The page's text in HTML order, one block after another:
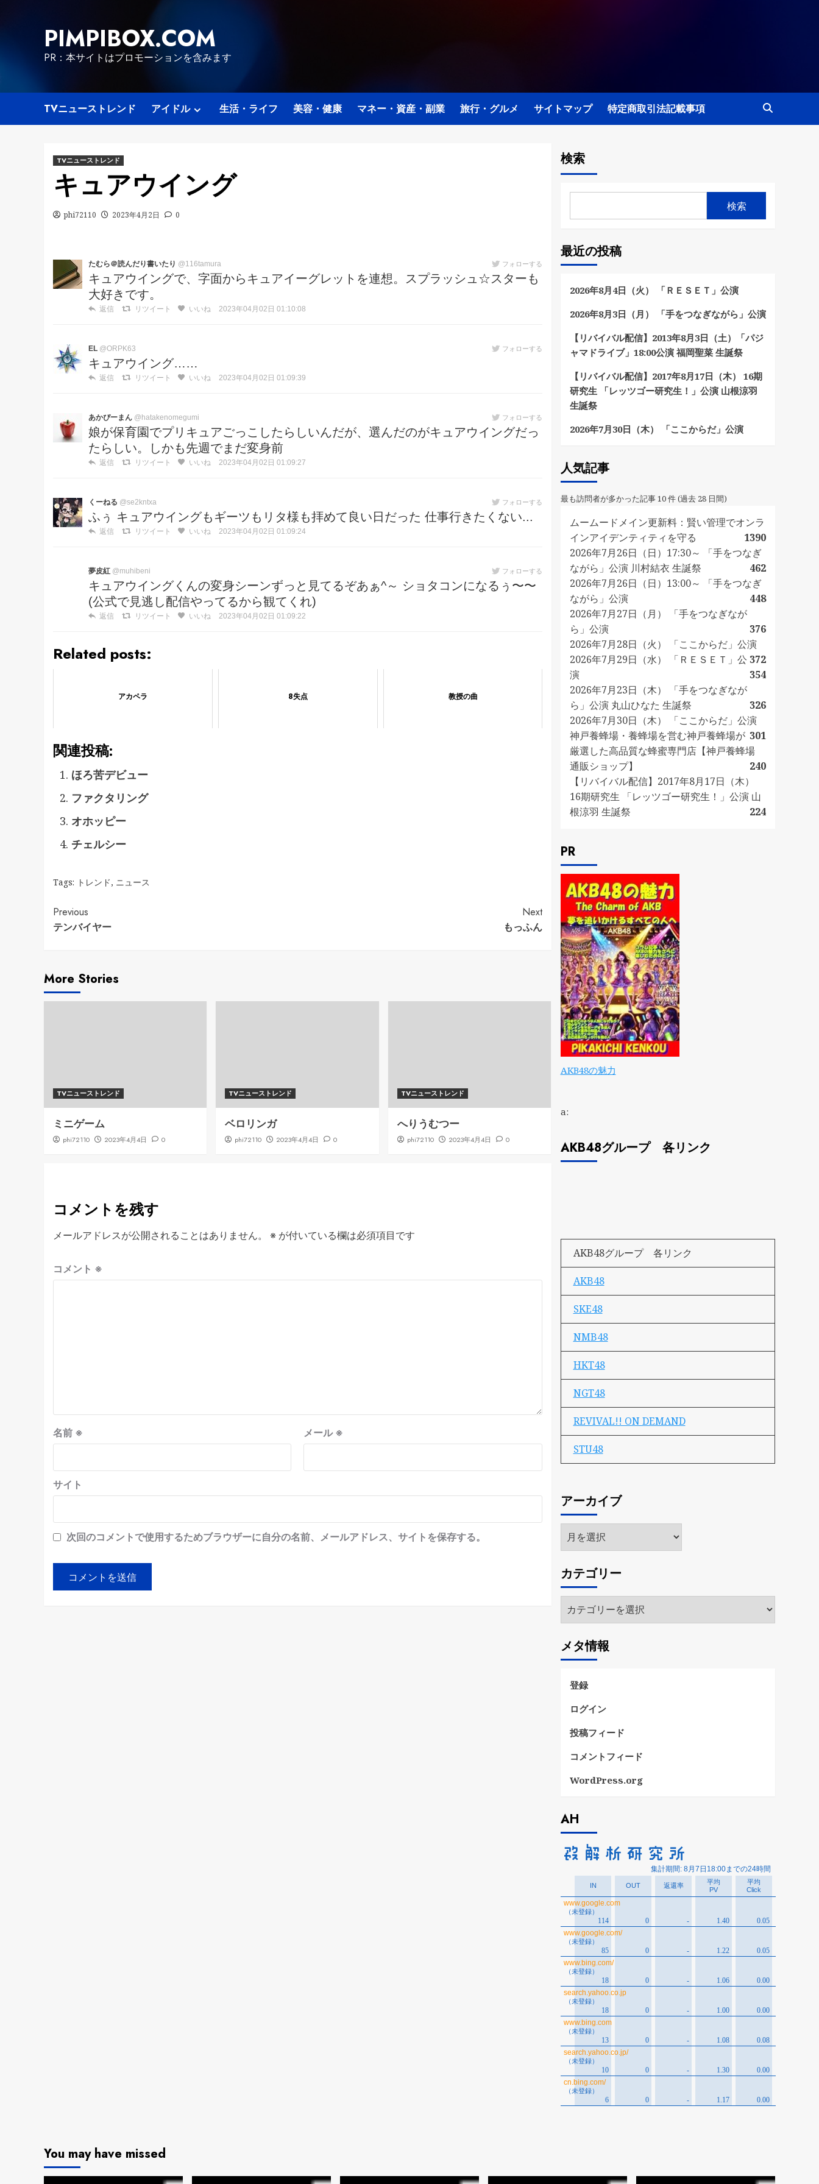
PIMPIBOX.COM
PR：本サイトはプロモーションを含みます
TVニューストレンド アイドル 生活・ライフ 美容・健康 マネー・資産・副業 旅行・グルメ サイトマップ 特定商取引法記載事項
TVニューストレンド
キュアウイング
phi72110 2023年4月2日 0
たむら＠読んだり書いたり @116tamura フォローする
キュアウイングで、字面からキュアイーグレットを連想。スプラッシュ☆スターも
大好きです。
返信 リツイート いいね 2023年04月02日 01:10:08
EL @ORPK63 フォローする
キュアウイング……
返信 リツイート いいね 2023年04月02日 01:09:39
あかぴーまん @hatakenomegumi フォローする
娘が保育園でプリキュアごっこしたらしいんだが、選んだのがキュアウイングだっ
たらしい。しかも先週でまだ変身前
返信 リツイート いいね 2023年04月02日 01:09:27
くーねる @se2kntxa フォローする
ふぅ キュアウイングもギーツもリタ様も拝めて良い日だった 仕事行きたくない...
返信 リツイート いいね 2023年04月02日 01:09:24
夢皮紅 @muhibeni フォローする
キュアウイングくんの変身シーンずっと見てるぞあぁ^～ ショタコンになるぅ〜〜
(公式で見逃し配信やってるから観てくれ)
返信 リツイート いいね 2023年04月02日 01:09:22
Related posts:
アカペラ 8失点 教授の曲
関連投稿:
ほろ苦デビュー
ファクタリング
オホッピー
チェルシー
Tags: トレンド, ニュース
Continue
Reading
Previous
テンバイヤー
Next
もっふん
More Stories
TVニューストレンド
ミニゲーム
phi72110 2023年4月4日 0
TVニューストレンド
ベロリンガ
phi72110 2023年4月4日 0
TVニューストレンド
へりうむつー
phi72110 2023年4月4日 0
コメントを残す
メールアドレスが公開されることはありません。 ※ が付いている欄は必須項目です
コメント ※
名前 ※ メール※
サイト
次回のコメントで使用するためブラウザーに自分の名前、メールアドレス、サイトを保存する。
検索
検索
最近の投稿
2026年8月4日（火） 「ＲＥＳＥＴ」公演
2026年8月3日（月） 「手をつなぎながら」公演
【リバイバル配信】2013年8月3日（土）「パジ
ャマドライブ」18:00公演 福岡聖菜 生誕祭
【リバイバル配信】2017年8月17日（木） 16期
研究生 「レッツゴー研究生！」公演 山根涼羽
生誕祭
2026年7月30日（木） 「ここからだ」公演
人気記事
最も訪問者が多かった記事 10 件 (過去 28 日間)
ムームードメイン更新料：賢い管理でオンラ
インアイデンティティを守る
1390
2026年7月26日（日）17:30～ 「手をつなぎ
ながら」公演 川村結衣 生誕祭
462
2026年7月26日（日）13:00～ 「手をつなぎ
ながら」公演
448
2026年7月27日（月） 「手をつなぎなが
ら」公演
376
2026年7月28日（火） 「ここからだ」公演
372
2026年7月29日（水） 「ＲＥＳＥＴ」公
演
354
2026年7月23日（木） 「手をつなぎなが
ら」公演 丸山ひなた 生誕祭
326
2026年7月30日（木） 「ここからだ」公演
301
神戸養蜂場・養蜂場を営む神戸養蜂場が
厳選した高品質な蜂蜜専門店【神戸養蜂場
通販ショップ】
240
【リバイバル配信】2017年8月17日（木）
16期研究生 「レッツゴー研究生！」公演 山
根涼羽 生誕祭
224
PR
AKB48の魅力
a:
AKB48グループ 各リンク
AKB48グループ 各リンク
AKB48
SKE48
NMB48
HKT48
NGT48
REVIVAL!! ON DEMAND
STU48
アーカイブ
ア
ー
イ
ブ
カテゴリー
テ
リ
ー
メタ情報
登録
ログイン
投稿フィード
コメントフィード
WordPress.org
AH
You may have missed